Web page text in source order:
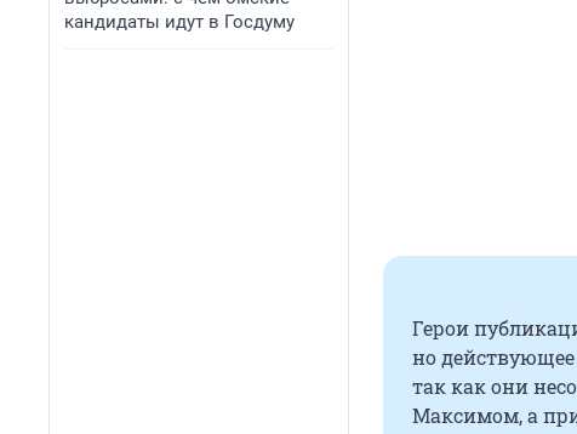
кандидаты идут в Госдуму
Герои
но
так как они
Максимом, а